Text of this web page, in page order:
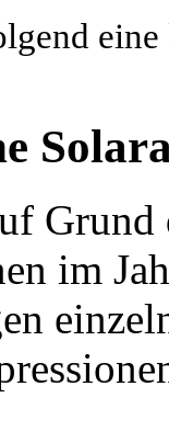
eine
im